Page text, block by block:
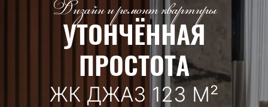
Дизайн и ремонт квартиры
УТОНЧЁННАЯ
ПРОСТОТА
ЖК ДЖАЗ 123 М²